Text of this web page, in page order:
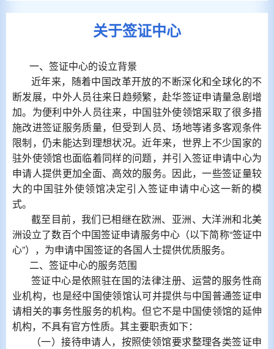
关于签证中心
一、签证中心的设立背景
近年来，随着中国改革开放的不断深化和全球化的不
断发展，中外人员往来日趋频繁，赴华签证申请量急剧增
加。为便利中外人员往来，中国驻外使领馆采取了很多措
施改进签证服务质量，但受到人员、场地等诸多客观条件
限制，仍未能达到理想状况。近年来，世界上不少国家的
驻外使领馆也面临着同样的问题，并引入签证申请中心为
申请人提供更加全面、高效的服务。因此，一些签证量较
大的中国驻外使领馆决定引入签证申请中心这一新的模
式。
截至目前，我们已相继在欧洲、亚洲、大洋洲和北美
洲设立了数百个中国签证申请服务中心（以下简称“签证中
心”），为申请中国签证的各国人士提供优质服务。
二、签证中心的服务范围
签证中心是依照驻在国的法律注册、运营的服务性商
业机构，也是经中国使领馆认可并提供与中国普通签证申
请相关的事务性服务的机构。但它不是中国使领馆的延伸
机构，不具有官方性质。其主要职责如下：
（一）接待申请人，按照使领馆要求整理各类签证申